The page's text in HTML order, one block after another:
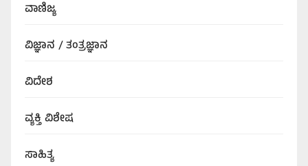
ವಾಣಿಜ್ಯ
ವಿಜ್ಞಾನ / ತಂತ್ರಜ್ಞಾನ
ವಿದೇಶ
ವ್ಯಕ್ತಿ ವಿಶೇಷ
ಸಾಹಿತ್ಯ